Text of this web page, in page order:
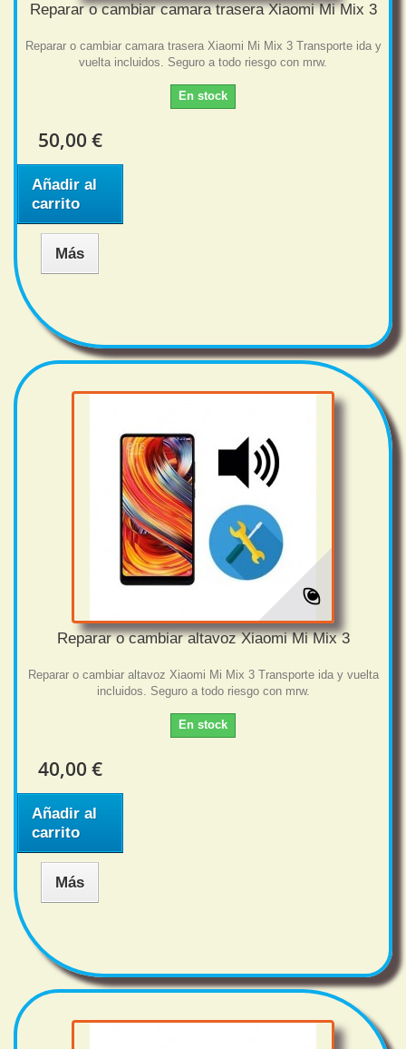
Reparar o cambiar camara trasera Xiaomi Mi Mix 3
Reparar o cambiar camara trasera Xiaomi Mi Mix 3 Transporte ida y
vuelta incluidos. Seguro a todo riesgo con mrw.
En stock
50,00 €
Añadir al
carrito
Más
Reparar o cambiar altavoz Xiaomi Mi Mix 3
Reparar o cambiar altavoz Xiaomi Mi Mix 3 Transporte ida y vuelta
incluidos. Seguro a todo riesgo con mrw.
En stock
40,00 €
Añadir al
carrito
Más